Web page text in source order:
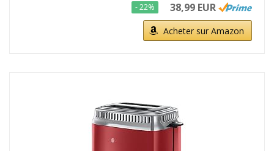
- 22% 38,99 EUR
Acheter sur Amazon